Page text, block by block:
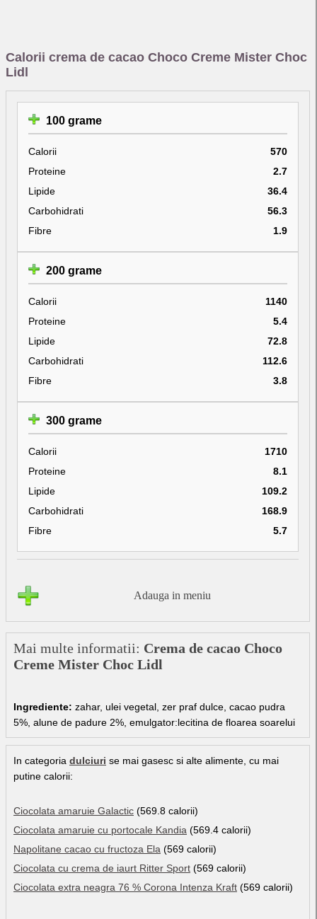
Calorii crema de cacao Choco Creme Mister Choc
Lidl
100 grame
Calorii
570
Proteine
2.7
Lipide
36.4
Carbohidrati
56.3
Fibre
1.9
200 grame
Calorii
1140
Proteine
5.4
Lipide
72.8
Carbohidrati
112.6
Fibre
3.8
300 grame
Calorii
1710
Proteine
8.1
Lipide
109.2
Carbohidrati
168.9
Fibre
5.7
Adauga in meniu
Mai multe informatii: Crema de cacao Choco
Creme Mister Choc Lidl
Ingrediente: zahar, ulei vegetal, zer praf dulce, cacao pudra
5%, alune de padure 2%, emulgator:lecitina de floarea soarelui
In categoria dulciuri se mai gasesc si alte alimente, cu mai
putine calorii:
Ciocolata amaruie Galactic (569.8 calorii)
Ciocolata amaruie cu portocale Kandia (569.4 calorii)
Napolitane cacao cu fructoza Ela (569 calorii)
Ciocolata cu crema de iaurt Ritter Sport (569 calorii)
Ciocolata extra neagra 76 % Corona Intenza Kraft (569 calorii)